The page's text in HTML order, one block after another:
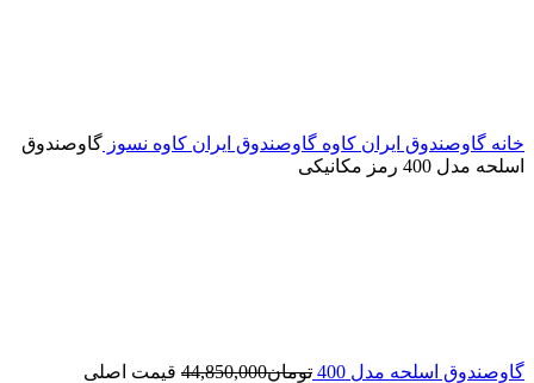
خانه گاوصندوق ایران کاوه گاوصندوق ایران کاوه نسوز گاوصندوق
اسلحه مدل 400 رمز مکانیکی
گاوصندوق اسلحه مدل 400 تومان44,850,000 قیمت اصلی